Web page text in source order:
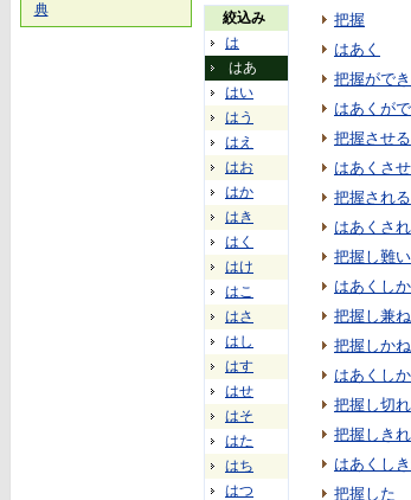
絞込み
は
はあ
はい
はう
はえ
はお
はか
はき
はく
はけ
はこ
はさ
はし
はす
はせ
はそ
はた
はち
はつ
把握
はあく
把握がで
はあくが
把握させる
はあくさ
把握される
はあくさ
把握し難い
はあくし
把握し兼
把握しか
はあくし
把握し切
把握しき
はあくし
把握した
典